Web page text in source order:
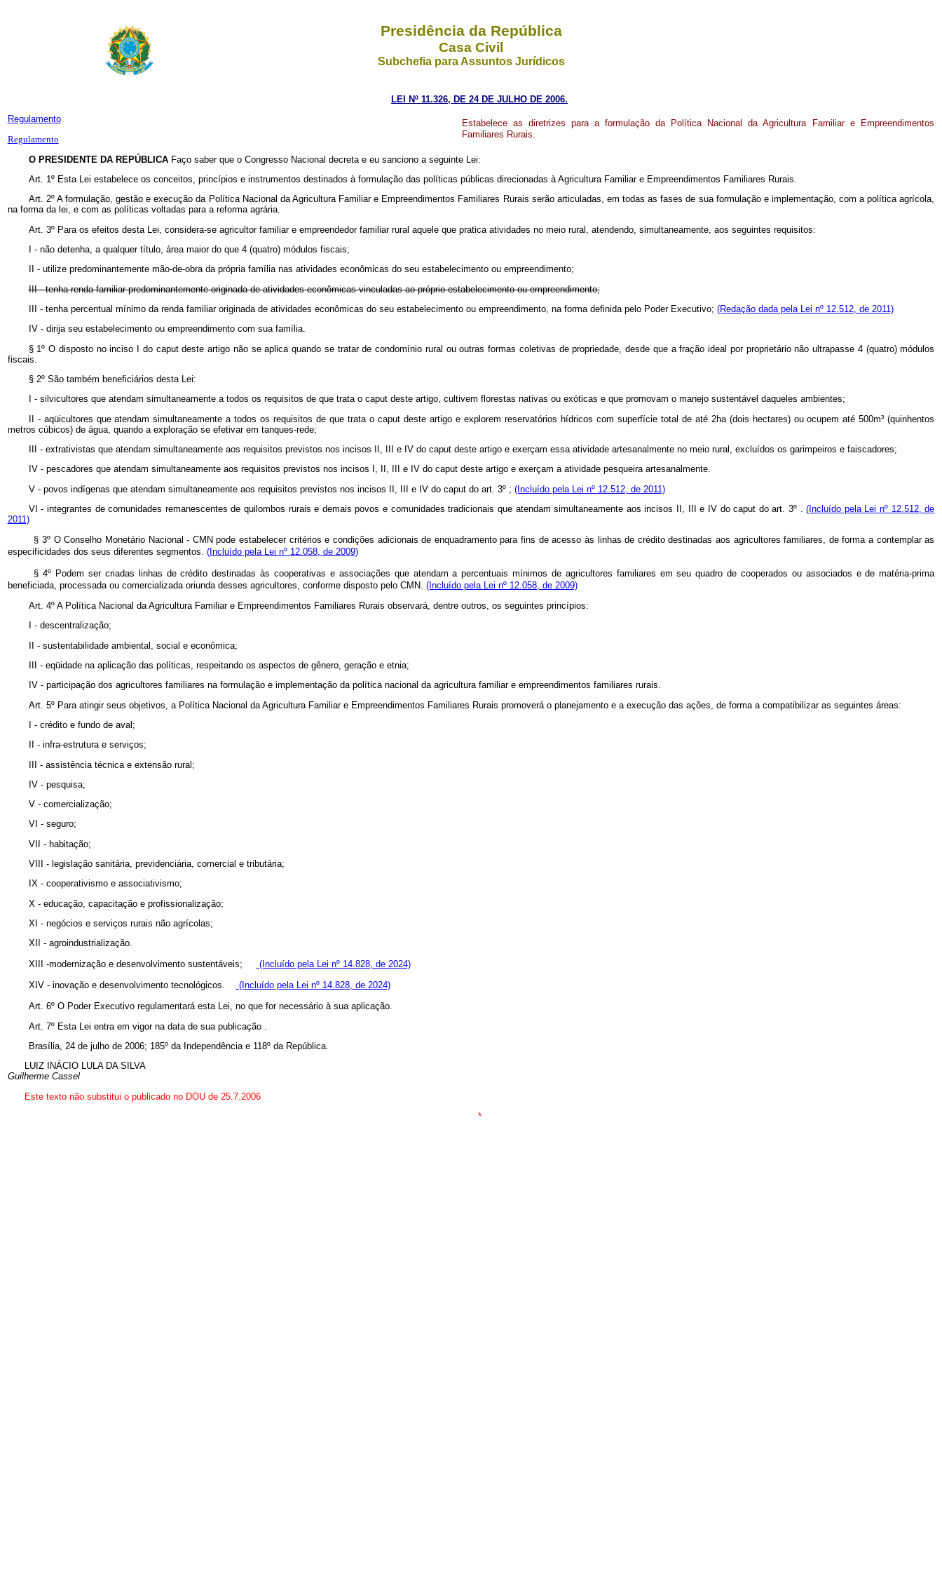
Presidência da República
Casa Civil
Subchefia para Assuntos Jurídicos
LEI Nº 11.326, DE 24 DE JULHO DE 2006.
Regulamento
Regulamento
Estabelece as diretrizes para a formulação da Política Nacional da Agricultura Familiar e Empreendimentos
Familiares Rurais.
O PRESIDENTE DA REPÚBLICA Faço saber que o Congresso Nacional decreta e eu sanciono a seguinte Lei:
Art. 1º Esta Lei estabelece os conceitos, princípios e instrumentos destinados à formulação das políticas públicas direcionadas à Agricultura Familiar e Empreendimentos Familiares Rurais.
Art. 2º A formulação, gestão e execução da Política Nacional da Agricultura Familiar e Empreendimentos Familiares Rurais serão articuladas, em todas as fases de sua formulação e implementação, com a política agrícola,
na forma da lei, e com as políticas voltadas para a reforma agrária.
Art. 3º Para os efeitos desta Lei, considera-se agricultor familiar e empreendedor familiar rural aquele que pratica atividades no meio rural, atendendo, simultaneamente, aos seguintes requisitos:
I - não detenha, a qualquer título, área maior do que 4 (quatro) módulos fiscais;
II - utilize predominantemente mão-de-obra da própria família nas atividades econômicas do seu estabelecimento ou empreendimento;
III - tenha renda familiar predominantemente originada de atividades econômicas vinculadas ao próprio estabelecimento ou empreendimento;
III - tenha percentual mínimo da renda familiar originada de atividades econômicas do seu estabelecimento ou empreendimento, na forma definida pelo Poder Executivo; (Redação dada pela Lei nº 12.512, de 2011)
IV - dirija seu estabelecimento ou empreendimento com sua família.
§ 1º O disposto no inciso I do caputdeste artigo não se aplica quando se tratar de condomínio rural ou outras formas coletivas de propriedade, desde que a fração ideal por proprietário não ultrapasse 4 (quatro) módulos
fiscais.
§ 2º São também beneficiários desta Lei:
I - silvicultores que atendam simultaneamente a todos os requisitos de que trata o caput deste artigo, cultivem florestas nativas ou exóticas e que promovam o manejo sustentável daqueles ambientes;
II - aqüicultores que atendam simultaneamente a todos os requisitos de que trata ocaputdeste artigo e explorem reservatórios hídricos com superfície total de até 2ha (dois hectares) ou ocupem até 500m³ (quinhentos
metros cúbicos) de água, quando a exploração se efetivar em tanques-rede;
III - extrativistas que atendam simultaneamente aos requisitos previstos nos incisos II, III e IV do caput deste artigo e exerçam essa atividade artesanalmente no meio rural, excluídos os garimpeiros e faiscadores;
IV - pescadores que atendam simultaneamente aos requisitos previstos nos incisos I, II, III e IV do caput deste artigo e exerçam a atividade pesqueira artesanalmente.
V - povos indígenas que atendam simultaneamente aos requisitos previstos nos incisos II, III e IV do caput do art. 3º ; (Incluído pela Lei nº 12.512, de 2011)
VI - integrantes de comunidades remanescentes de quilombos rurais e demais povos e comunidades tradicionais que atendam simultaneamente aos incisos II, III e IV do caput do art. 3º .(Incluído pela Lei nº 12.512, de
2011)
§ 3º O Conselho Monetário Nacional - CMN pode estabelecer critérios e condições adicionais de enquadramento para fins de acesso às linhas de crédito destinadas aos agricultores familiares, de forma a contemplar as
especificidades dos seus diferentes segmentos. (Incluído pela Lei nº 12.058, de 2009)
§ 4º Podem ser criadas linhas de crédito destinadas às cooperativas e associações que atendam a percentuais mínimos de agricultores familiares em seu quadro de cooperados ou associados e de matéria-prima
beneficiada, processada ou comercializada oriunda desses agricultores, conforme disposto pelo CMN. (Incluído pela Lei nº 12.058, de 2009)
Art. 4º A Política Nacional da Agricultura Familiar e Empreendimentos Familiares Rurais observará, dentre outros, os seguintes princípios:
I - descentralização;
II - sustentabilidade ambiental, social e econômica;
III - eqüidade na aplicação das políticas, respeitando os aspectos de gênero, geração e etnia;
IV - participação dos agricultores familiares na formulação e implementação da política nacional da agricultura familiar e empreendimentos familiares rurais.
Art. 5º Para atingir seus objetivos, a Política Nacional da Agricultura Familiar e Empreendimentos Familiares Rurais promoverá o planejamento e a execução das ações, de forma a compatibilizar as seguintes áreas:
I - crédito e fundo de aval;
II - infra-estrutura e serviços;
III - assistência técnica e extensão rural;
IV - pesquisa;
V - comercialização;
VI - seguro;
VII - habitação;
VIII - legislação sanitária, previdenciária, comercial e tributária;
IX - cooperativismo e associativismo;
X - educação, capacitação e profissionalização;
XI - negócios e serviços rurais não agrícolas;
XII - agroindustrialização.
XIII -modernização e desenvolvimento sustentáveis;
(Incluído pela Lei nº 14.828, de 2024)
XIV - inovação e desenvolvimento tecnológicos.
(Incluído pela Lei nº 14.828, de 2024)
Art. 6º O Poder Executivo regulamentará esta Lei, no que for necessário à sua aplicação.
Art. 7º Esta Lei entra em vigor na data de sua publicação
Brasília, 24 de julho de 2006; 185º da Independência e 118º da República.
LUIZ INÁCIO LULA DA SILVA
Guilherme Cassel
Este texto não substitui o publicado no DOU de 25.7.2006
*